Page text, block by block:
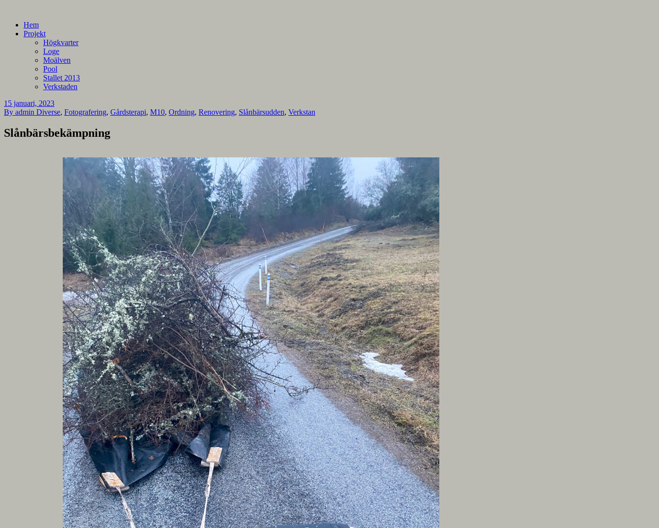
Alla mina projekt
En blogg om mina projekt
Hem
Projekt
Högkvarter
Loge
Moälven
Pool
Stallet 2013
Verkstaden
15 januari, 2023
By admin Diverse, Fotografering, Gårdsterapi, M10, Ordning, Renovering, Slånbärsudden, Verkstan
Slånbärsbekämpning